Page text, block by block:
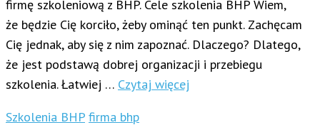
firmę szkoleniową z BHP. Cele szkolenia BHP Wiem,
że będzie Cię korciło, żeby ominąć ten punkt. Zachęcam
Cię jednak, aby się z nim zapoznać. Dlaczego? Dlatego,
że jest podstawą dobrej organizacji i przebiegu
szkolenia. Łatwiej … Czytaj więcej
Szkolenia BHP firma bhp